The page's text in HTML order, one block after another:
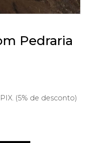
Pedraria
(5% de desconto)